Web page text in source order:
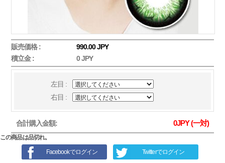
販売価格 :
990.00 JPY
積立金 :
0 JPY
左目 :
右目 :
合計購入金額: 0JPY (一対)
この商品は品切れ。
Facebookでログイン Twitterでログイン